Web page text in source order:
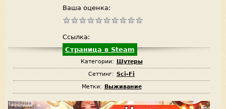
Ваша оценка:
Ссылка:
Страница в Steam
Категории: Шутеры
Сеттинг: Sci-Fi
Метки: Выживание